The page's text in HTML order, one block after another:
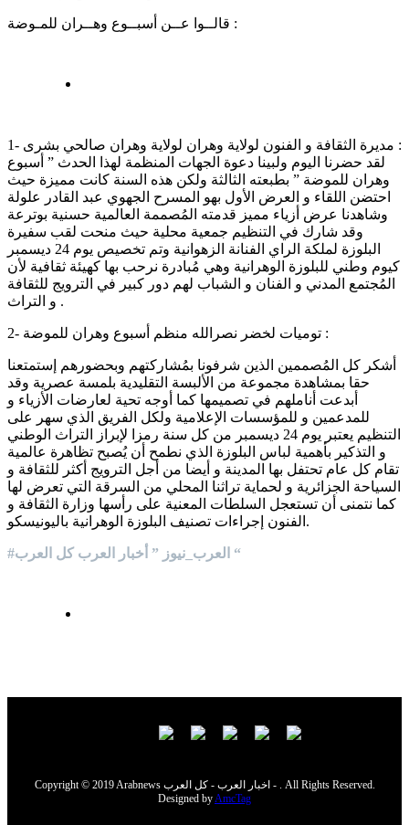
قالــوا عــن أسبــوع وهــران للمـوضة :
1- مديرة الثقافة و الفنون لولاية وهران لولاية وهران صالحي بشرى :
لقد حضرنا اليوم ولبينا دعوة الجهات المنظمة لهذا الحدث ” أسبوع
وهران للموضة ” بطبعته الثالثة ولكن هذه السنة كانت مميزة حيث
احتضن اللقاء و العرض الأول بهو المسرح الجهوي عبد القادر علولة
وشاهدنا عرض أزياء مميز قدمته المُصممة العالمية حسنية بوترعة
وقد شارك في التنظيم جمعية محلية حيث منحت لقب سفيرة
البلوزة لملكة الراي الفنانة الزهوانية وتم تخصيص يوم 24 ديسمبر
كيوم وطني للبلوزة الوهرانية وهي مُبادرة نرحب بها كهيئة ثقافية لأن
المُجتمع المدني و الفنان و الشباب لهم دور كبير في الترويج للثقافة
و التراث .
2- توميات لخضر نصرالله منظم أسبوع وهران للموضة :
أشكر كل المُصممين الذين شرفونا بمُشاركتهم وبحضورهم إستمتعنا
حقا بمشاهدة مجموعة من الألبسة التقليدية بلمسة عصرية وقد
أبدعت أناملهم في تصميمها كما أوجه تحية لعارضات الأزياء و
للمدعمين و للمؤسسات الإعلامية ولكل الفريق الذي سهر على
التنظيم يعتبر يوم 24 ديسمبر من كل سنة رمزا لإبراز التراث الوطني
و التذكير بأهمية لباس البلوزة الذي نطمح أن يُصبح تظاهرة عالمية
تقام كل عام تحتفل بها المدينة و أيضا من أجل الترويج أكثر للثقافة و
السياحة الجزائرية و لحماية تراثنا المحلي من السرقة التي تعرض لها
كما نتمنى أن تستعجل السلطات المعنية على رأسها وزارة الثقافة و
الفنون إجراءات تصنيف البلوزة الوهرانية باليونيسكو.
#العرب_نيوز ” أخبار العرب كل العرب “
Copyright © 2019 Arabnews اخبار العرب - كل العرب - . All Rights Reserved.
Designed byAmcTag